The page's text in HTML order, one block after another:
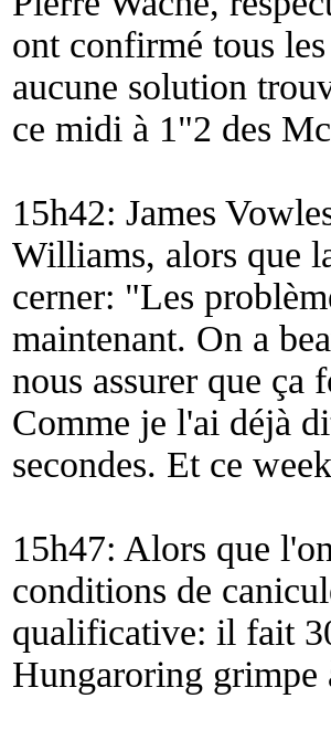
ont confirmé tous
aucune solution
ce midi à 1"2 des
15h42: James
Williams, alors que
cerner: "Les
maintenant. On a
nous assurer que
Comme je l'ai déjà
secondes. Et ce
15h47: Alors que
conditions de
qualificative: il fait
Hungaroring grimpe